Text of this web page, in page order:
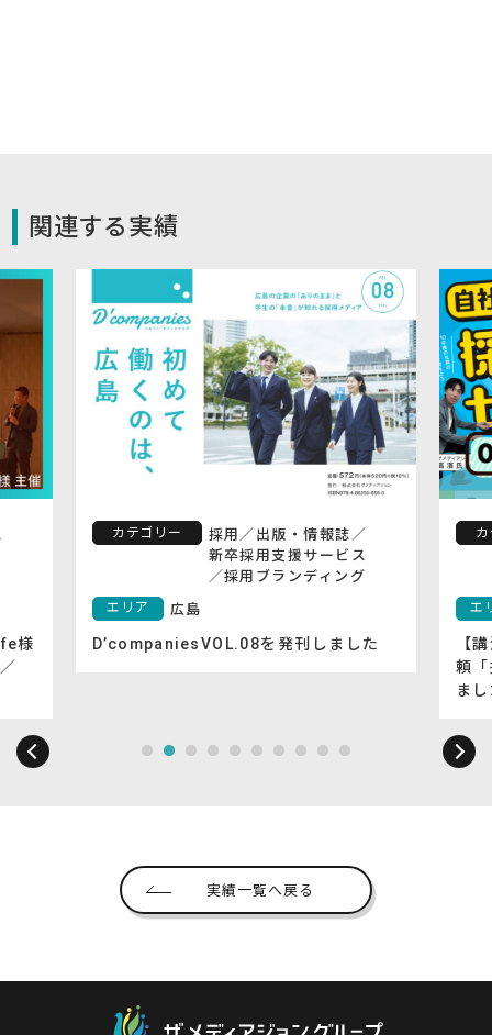
関連する実績
様
カテゴリー 採用 ／ 出版・情報誌 ／
新卒採用支援サービス
／採用ブランディング
エリア 広島
D’companiesVOL.08を発刊しました
エ
【
頼
ま
実績一覧へ戻る